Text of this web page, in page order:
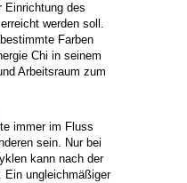
Einrichtung des
werden soll.
Farben
Chi in seinem
Arbeitsraum zum
immer im Fluss
sein. Nur bei
kann nach der
Ein ungleichmäßiger